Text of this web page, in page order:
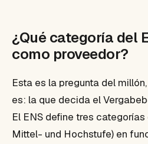
¿Qué categoría del
como proveedor?
Esta es la pregunta del
es: la que decida el
El ENS define tres
Mittel- und Hochstufe) en